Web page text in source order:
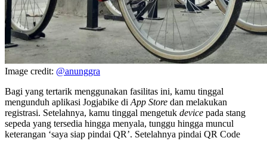
Image credit: @anunggra
Bagi yang tertarik menggunakan fasilitas ini, kamu tinggal
mengunduh aplikasi Jogjabike di App Store dan melakukan
registrasi. Setelahnya, kamu tinggal mengetuk device pada stang
sepeda yang tersedia hingga menyala, tunggu hingga muncul
keterangan ‘saya siap pindai QR’. Setelahnya pindai QR Code